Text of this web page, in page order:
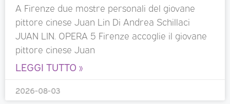
A Firenze due mostre personali del giovane
pittore cinese Juan Lin Di Andrea Schillaci
JUAN LIN. OPERA 5 Firenze accoglie il giovane
pittore cinese Juan
LEGGI TUTTO »
2026-08-03